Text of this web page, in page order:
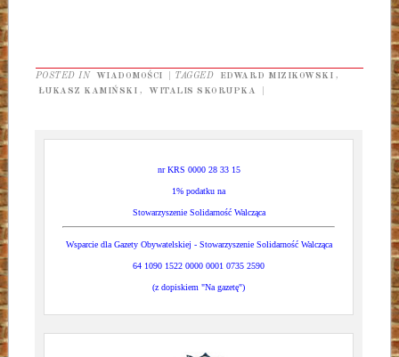
POSTED IN WIADOMOŚCI TAGGED EDWARD MIZIKOWSKI ,
ŁUKASZ KAMIŃSKI , WITALIS SKORUPKA
nr KRS 0000 28 33 15
1% podatku na
Stowarzyszenie Solidarność Walcząca
Wsparcie dla Gazety Obywatelskiej - Stowarzyszenie Solidarność Walcząca
64 1090 1522 0000 0001 0735 2590
(z dopiskiem "Na gazetę")